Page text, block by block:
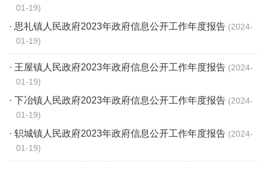
01-19
· 思礼镇人民政府2023年政府信息公开工作年度报告 2024-
01-19
· 王屋镇人民政府2023年政府信息公开工作年度报告 2024-
01-19
· 下冶镇人民政府2023年政府信息公开工作年度报告 2024-
01-19
· 轵城镇人民政府2023年政府信息公开工作年度报告 2024-
01-19